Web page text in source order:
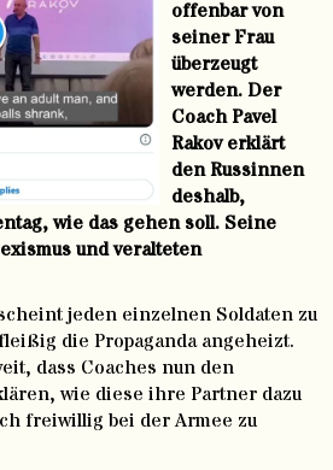
offenbar von
seiner Frau
überzeugt
werden. Der
Coach Pavel
Rakov erklärt
den Russinnen
deshalb,
wie das gehen soll. Seine
und veralteten
jeden einzelnen Soldaten zu
die Propaganda angeheizt.
dass Coaches nun den
wie diese ihre Partner dazu
freiwillig bei der Armee zu